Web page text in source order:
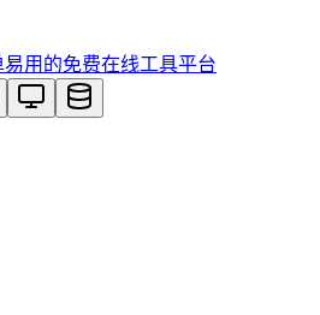
易用的免费在线工具平台